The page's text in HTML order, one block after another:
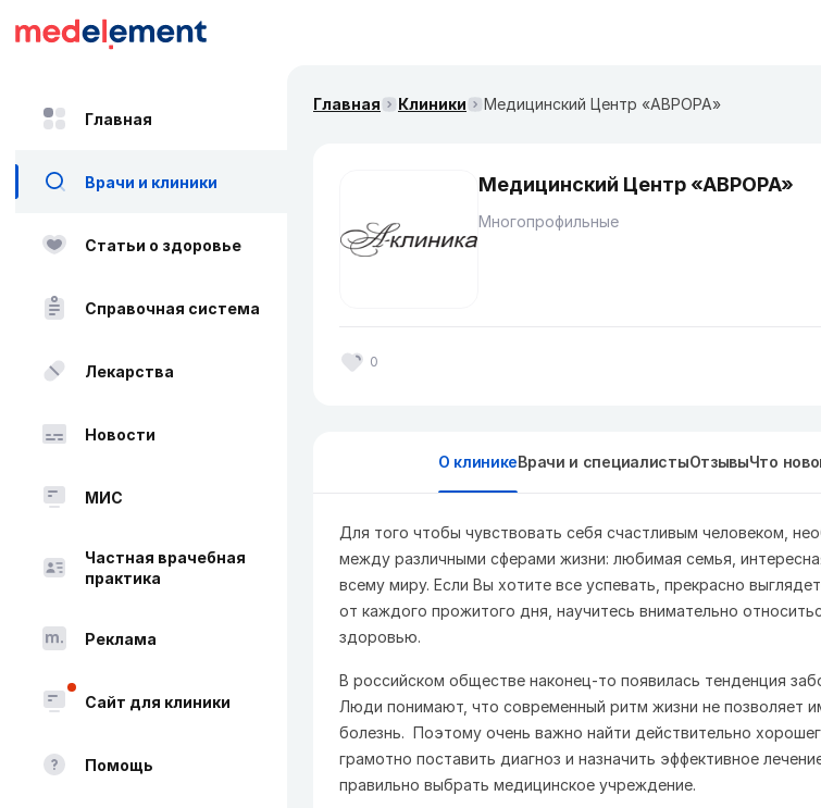
Главная
Врачи и клиники
Статьи о здоровье
Справочная система
Лекарства
Новости
МИС
Частная врачебная
практика
Реклама
Сайт для клиники
Помощь
Главная Клиники Медицинский Центр «АВРОРА»
Медицинский Центр «АВРОРА»
Многопрофильные
0
О клиникеВрачи и специалистыОтзывыЧто
Для того чтобы чувствовать себя счастливым человеком,
между различными сферами жизни: любимая семья,
всему миру. Если Вы хотите все успевать, прекрасно
от каждого прожитого дня, научитесь внимательно
здоровью.
В российском обществе наконец-то появилась тенденция
Люди понимают, что современный ритм жизни не позволяет
болезнь. Поэтому очень важно найти действительно
грамотно поставить диагноз и назначить эффективное
правильно выбрать медицинское учреждение.